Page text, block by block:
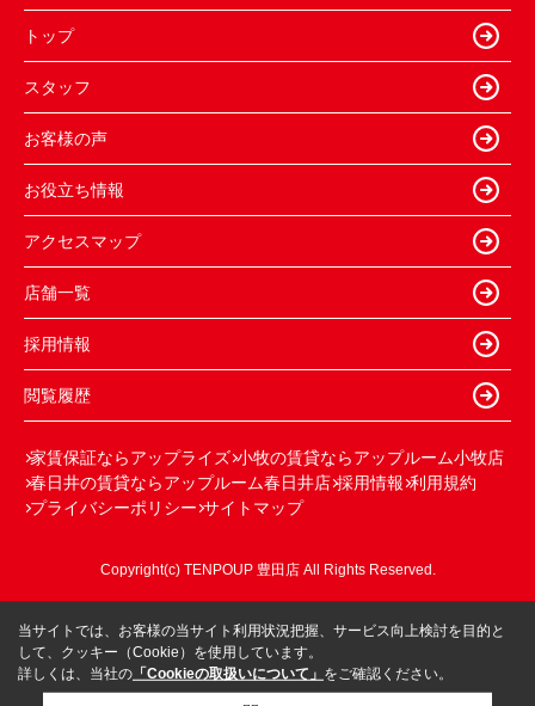
トップ
スタッフ
お客様の声
お役立ち情報
アクセスマップ
店舗一覧
採用情報
閲覧履歴
家賃保証ならアップライズ 小牧の賃貸ならアップルーム小牧店
春日井の賃貸ならアップルーム春日井店 採用情報 利用規約
プライバシーポリシー サイトマップ
Copyright(c) TENPOUP 豊田店 All Rights Reserved.
当サイトでは、お客様の当サイト利用状況把握、サービス向上検討を目的と
して、クッキー（Cookie）を使用しています。
詳しくは、当社の 「Cookieの取扱いについて」 をご確認ください。